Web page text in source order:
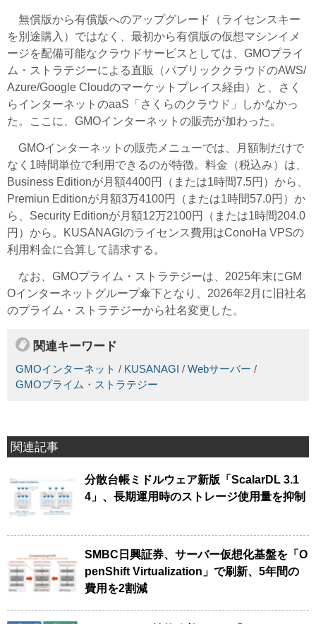
無償版から有償版へのアップグレード（ライセンスキー
を別途購入）ではなく、最初から有償版の仮想マシンイメ
ージを配備可能なクラウドサービスとしては、GMOプライ
ム・ストラテジーによる直販（パブリッククラウドのAWS/
Azure/Google Cloudのマーケットプレイス経由）と、さく
らインターネットのaaS「さくらのクラウド」しかなかっ
た。ここに、GMOインターネットの販売が加わった。
GMOインターネットの販売メニューでは、月額制だけで
なく1時間単位で利用できるのが特徴。料金（税込み）は、
Business Editionが月額4400円（または1時間7.5円）から、
Premiun Editionが月額3万4100円（または1時間57.0円）か
ら、Security Editionが月額12万2100円（または1時間204.0
円）から。KUSANAGIのライセンス費用はConoHa VPSの
利用料金に合算して請求する。
なお、GMOプライム・ストラテジーは、2025年末にGM
Oインターネットグループ傘下となり、2026年2月に旧社名
のプライム・ストラテジーから社名変更した。
関連キーワード
GMOインターネット / KUSANAGI / Webサーバー /
GMOプライム・ストラテジー
関連記事
分散台帳ミドルウェア新版「ScalarDL 3.1
4」、長期運用時のストレージ使用量を抑制
SMBC日興証券、サーバー仮想化基盤を「O
penShift Virtualization」で刷新、5年間の
費用を2割減